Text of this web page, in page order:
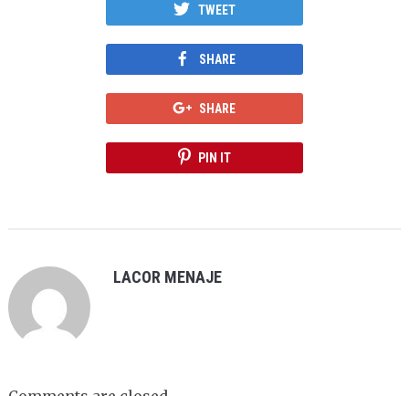
TWEET
SHARE
SHARE
PIN IT
LACOR MENAJE